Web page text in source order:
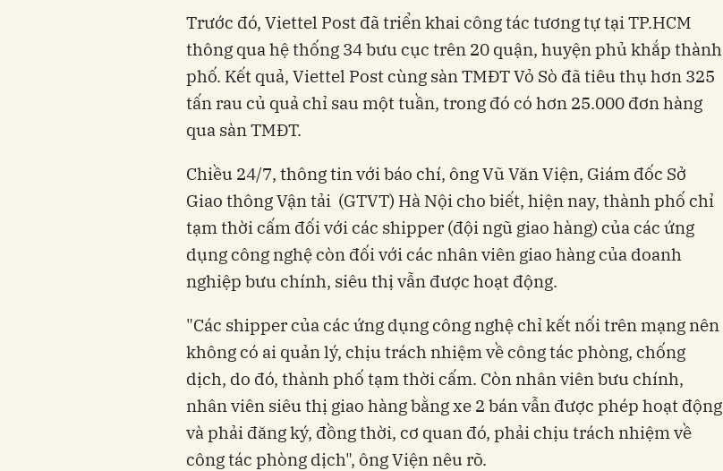
Trước đó, Viettel Post đã triển khai công tác tương tự tại TP.HCM
thông qua hệ thống 34 bưu cục trên 20 quận, huyện phủ khắp thành
phố. Kết quả, Viettel Post cùng sàn TMĐT Vỏ Sò đã tiêu thụ hơn 325
tấn rau củ quả chỉ sau một tuần, trong đó có hơn 25.000 đơn hàng
qua sàn TMĐT.
Chiều 24/7, thông tin với báo chí, ông Vũ Văn Viện, Giám đốc Sở
Giao thông Vận tải (GTVT) Hà Nội cho biết, hiện nay, thành phố chỉ
tạm thời cấm đối với các shipper (đội ngũ giao hàng) của các ứng
dụng công nghệ còn đối với các nhân viên giao hàng của doanh
nghiệp bưu chính, siêu thị vẫn được hoạt động.
"Các shipper của các ứng dụng công nghệ chỉ kết nối trên mạng nên
không có ai quản lý, chịu trách nhiệm về công tác phòng, chống
dịch, do đó, thành phố tạm thời cấm. Còn nhân viên bưu chính,
nhân viên siêu thị giao hàng bằng xe 2 bán vẫn được phép hoạt động
và phải đăng ký, đồng thời, cơ quan đó, phải chịu trách nhiệm về
công tác phòng dịch", ông Viện nêu rõ.